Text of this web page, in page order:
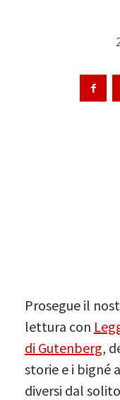
Prosegue il
lettura con
di Gutenberg,
storie e i bigné
diversi dal